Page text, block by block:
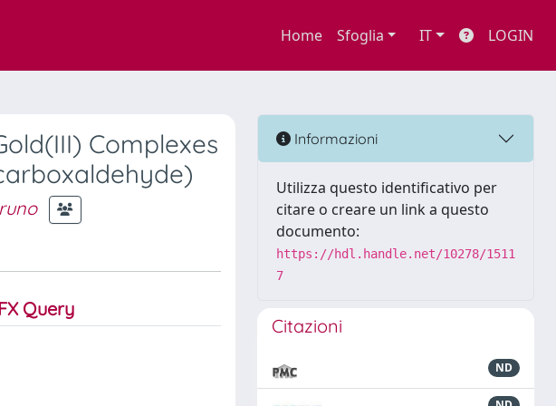
Home Sfoglia IT LOGIN
Complexes
Informazioni
Utilizza questo identificativo per
citare o creare un link a questo
documento:
https://hdl.handle.net/10278/1511
7
Citazioni
ND